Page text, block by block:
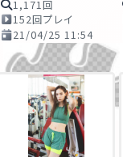
1,171回
152回プレイ
21/04/25 11:54